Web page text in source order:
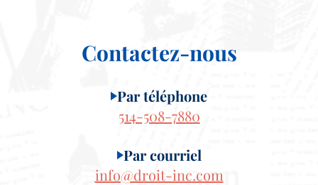
Contactez-nous
Par téléphone
514-508-7880
Par courriel
info@droit-inc.com